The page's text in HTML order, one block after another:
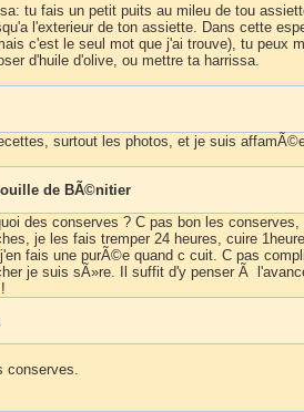
tu fais un petit puits au mileu de tou
l'exterieur de ton assiette. Dans cette
c'est le seul mot que j'ai trouve), tu peux
d'huile d'olive, ou mettre ta harrissa.
surtout les photos, et je suis
de BÃ©nitier
des conserves ? C pas bon les conserves,
je les fais tremper 24 heures, cuire
fais une purÃ©e quand c cuit. C pas
je suis sÃ»re. Il suffit d'y penser Ã
conserves.